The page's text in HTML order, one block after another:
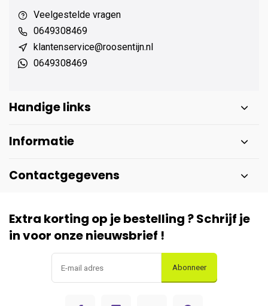
Veelgestelde vragen
0649308469
klantenservice@roosentijn.nl
0649308469
Handige links
Informatie
Contactgegevens
Extra korting op je bestelling ? Schrijf je
in voor onze nieuwsbrief !
Abonneer